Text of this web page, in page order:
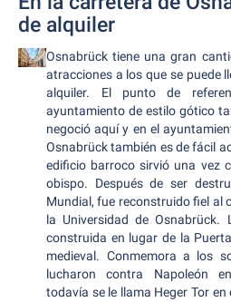
de alquiler
Osnabrück tiene una gran
atracciones a los que se puede
alquiler. El punto de
ayuntamiento de estilo gótico
negoció aquí y en el
Osnabrück también es de fácil
edificio barroco sirvió una vez
obispo. Después de ser
Mundial, fue reconstruido fiel al
la Universidad de
construida en lugar de la
medieval. Conmemora a los
lucharon contra Napoleón
todavía se le llama Heger Tor